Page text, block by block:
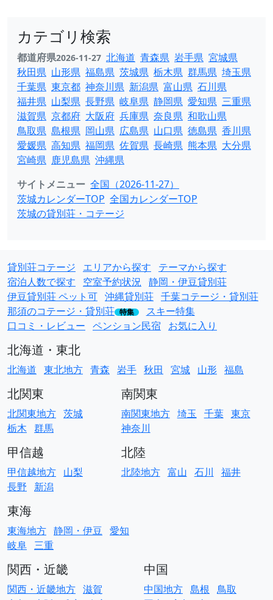
カテゴリ検索
都道府県2026-11-27 北海道 青森県 岩手県 宮城県
秋田県 山形県 福島県 茨城県 栃木県 群馬県 埼玉県
千葉県 東京都 神奈川県 新潟県 富山県 石川県
福井県 山梨県 長野県 岐阜県 静岡県 愛知県 三重県
滋賀県 京都府 大阪府 兵庫県 奈良県 和歌山県
鳥取県 島根県 岡山県 広島県 山口県 徳島県 香川県
愛媛県 高知県 福岡県 佐賀県 長崎県 熊本県 大分県
宮崎県 鹿児島県 沖縄県
サイトメニュー 全国（2026-11-27）
茨城カレンダーTOP 全国カレンダーTOP
茨城の貸別荘・コテージ
貸別荘コテージ エリアから探す
テーマから探す
宿泊人数で探す
空室予約状況 静岡・伊豆貸別荘
伊豆貸別荘 ペット可 沖縄貸別荘 千葉コテージ・貸別荘
那須のコテージ・貸別荘 特集
スキー特集
口コミ・レビュー ペンション民宿 お気に入り
北海道・東北
北海道 東北地方 青森 岩手 秋田 宮城 山形 福島
北関東
北関東地方 茨城
栃木 群馬
南関東
南関東地方 埼玉 千葉 東京
神奈川
甲信越
甲信越地方 山梨
長野
新潟
北陸
北陸地方 富山 石川 福井
東海
東海地方 静岡・伊豆 愛知
岐阜 三重
関西・近畿
関西・近畿地方 滋賀
中国
中国地方 島根 鳥取